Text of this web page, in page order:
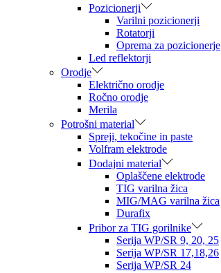
Pozicionerji
Varilni pozicionerji
Rotatorji
Oprema za pozicionerje
Led reflektorji
Orodje
Električno orodje
Ročno orodje
Merila
Potrošni material
Spreji, tekočine in paste
Volfram elektrode
Dodajni material
Oplaščene elektrode
TIG varilna žica
MIG/MAG varilna žica
Durafix
Pribor za TIG gorilnike
Serija WP/SR 9, 20, 25
Serija WP/SR 17,18,26
Serija WP/SR 24